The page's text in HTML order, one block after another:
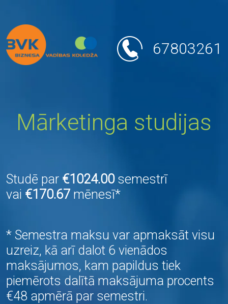
67803261
Mārketinga studijas
Studē par €1024.00semestrī
vai €170.67 mēnesī*
* Semestra maksu var apmaksāt visu
uzreiz, kā arī dalot 6 vienādos
maksājumos, kam papildus tiek
piemērots dalītā maksājuma procents
€48 apmērā par semestri.